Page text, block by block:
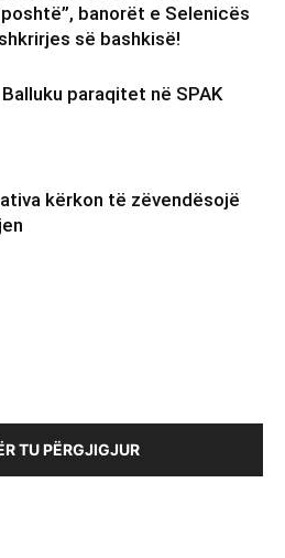
banorët e Selenicës
së bashkisë!
paraqitet në SPAK
kërkon të zëvendësojë
TU PËRGJIGJUR